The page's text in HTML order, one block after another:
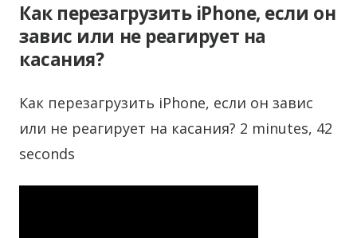
Как перезагрузить iPhone, если он
завис или не реагирует на
касания?
Как перезагрузить iPhone, если он завис
или не реагирует на касания? 2 minutes, 42
seconds